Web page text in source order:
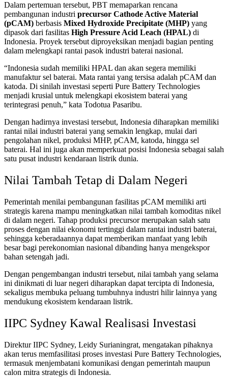
Dalam pertemuan tersebut, PBT memaparkan rencana
pembangunan industri precursor Cathode Active Material
(pCAM) berbasis Mixed Hydroxide Precipitate (MHP) yang
dipasok dari fasilitas High Pressure Acid Leach (HPAL) di
Indonesia. Proyek tersebut diproyeksikan menjadi bagian penting
dalam melengkapi rantai pasok industri baterai nasional.
“Indonesia sudah memiliki HPAL dan akan segera memiliki
manufaktur sel baterai. Mata rantai yang tersisa adalah pCAM dan
katoda. Di sinilah investasi seperti Pure Battery Technologies
menjadi krusial untuk melengkapi ekosistem baterai yang
terintegrasi penuh,” kata Todotua Pasaribu.
Dengan hadirnya investasi tersebut, Indonesia diharapkan memiliki
rantai nilai industri baterai yang semakin lengkap, mulai dari
pengolahan nikel, produksi MHP, pCAM, katoda, hingga sel
baterai. Hal ini juga akan memperkuat posisi Indonesia sebagai salah
satu pusat industri kendaraan listrik dunia.
Nilai Tambah Tetap di Dalam Negeri
Pemerintah menilai pembangunan fasilitas pCAM memiliki arti
strategis karena mampu meningkatkan nilai tambah komoditas nikel
di dalam negeri. Tahap produksi precursor merupakan salah satu
proses dengan nilai ekonomi tertinggi dalam rantai industri baterai,
sehingga keberadaannya dapat memberikan manfaat yang lebih
besar bagi perekonomian nasional dibanding hanya mengekspor
bahan setengah jadi.
Dengan pengembangan industri tersebut, nilai tambah yang selama
ini dinikmati di luar negeri diharapkan dapat tercipta di Indonesia,
sekaligus membuka peluang tumbuhnya industri hilir lainnya yang
mendukung ekosistem kendaraan listrik.
IIPC Sydney Kawal Realisasi Investasi
Direktur IIPC Sydney, Leidy Surianingrat, mengatakan pihaknya
akan terus memfasilitasi proses investasi Pure Battery Technologies,
termasuk menjembatani komunikasi dengan pemerintah maupun
calon mitra strategis di Indonesia.